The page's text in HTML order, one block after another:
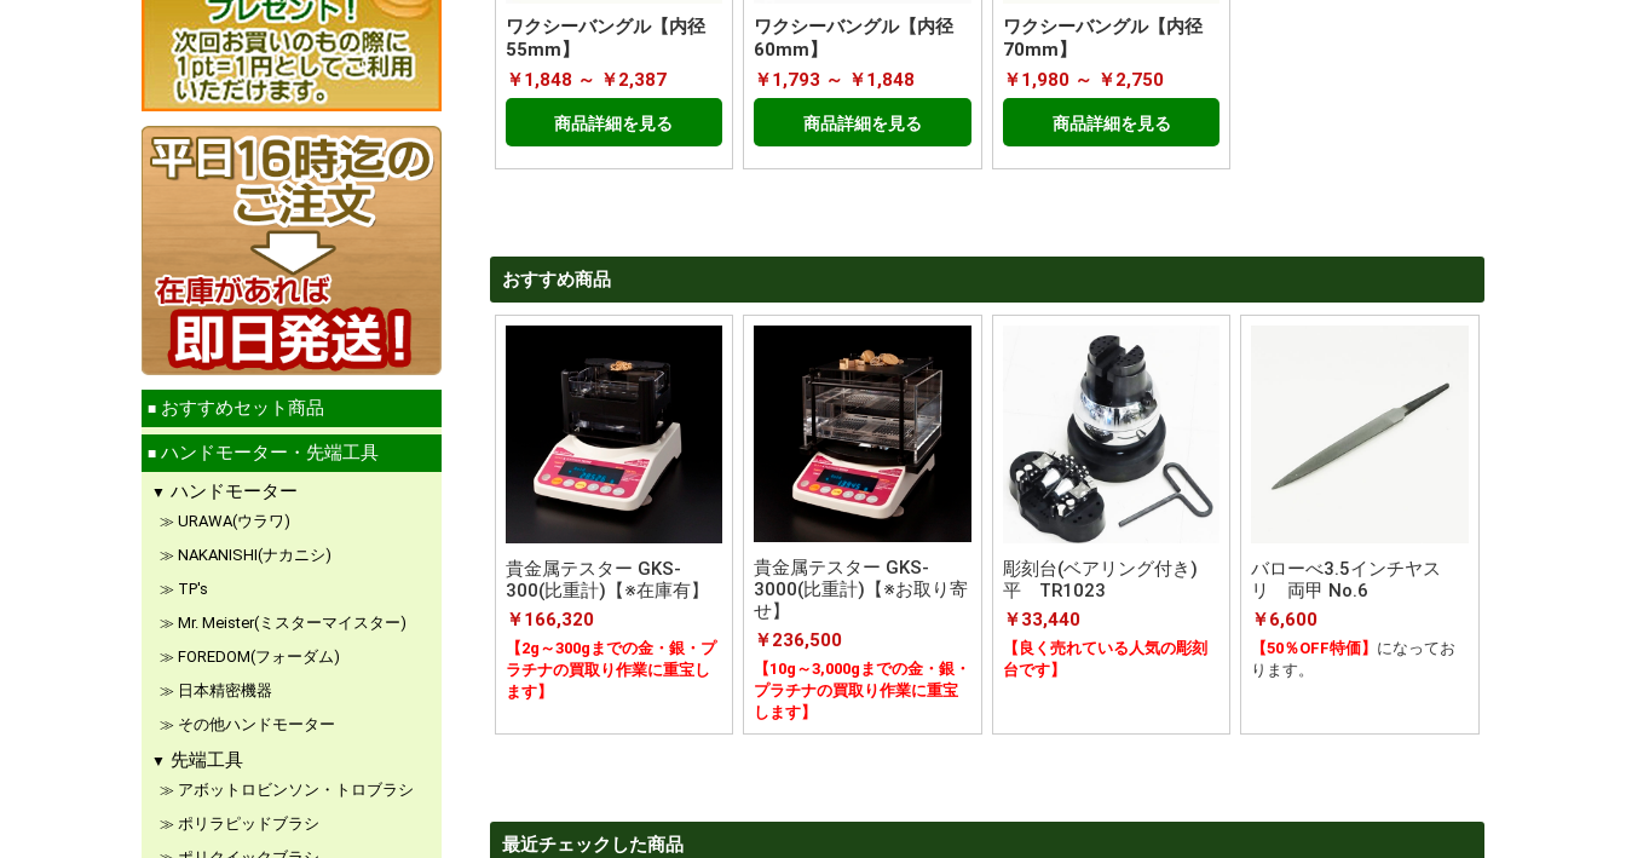
おすすめセット商品
ハンドモーター・先端工具
ハンドモーター
URAWA(ウラワ)
NAKANISHI(ナカニシ)
TP's
Mr. Meister(ミスターマイスター)
FOREDOM(フォーダム)
日本精密機器
その他ハンドモーター
先端工具
アボットロビンソン・トロブラシ
ポリラピッドブラシ
ワクシーバングル【内径
55mm】
￥1,848 ～ ￥2,387
商品詳細を見る
ワクシーバングル【内径
60mm】
￥1,793 ～ ￥1,848
商品詳細を見る
ワクシーバングル【内径
70mm】
￥1,980 ～ ￥2,750
商品詳細を見る
おすすめ商品
貴金属テスター GKS-
300(比重計)【※在庫有】
￥166,320
【2g～300gまでの金・銀・プ
ラチナの買取り作業に重宝し
ます】
貴金属テスター GKS-
3000(比重計)【※お取り寄
せ】
￥236,500
【10g～3,000gまでの金・銀・
プラチナの買取り作業に重宝
します】
彫刻台(ベアリング付き)
平 TR1023
￥33,440
【良く売れている人気の彫刻
台です】
バローべ3.5インチヤス
リ 両甲 No.6
￥6,600
【50％OFF特価】 になってお
ります。
最近チェックした商品